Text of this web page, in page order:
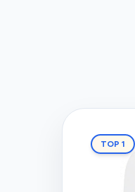
TOP 1